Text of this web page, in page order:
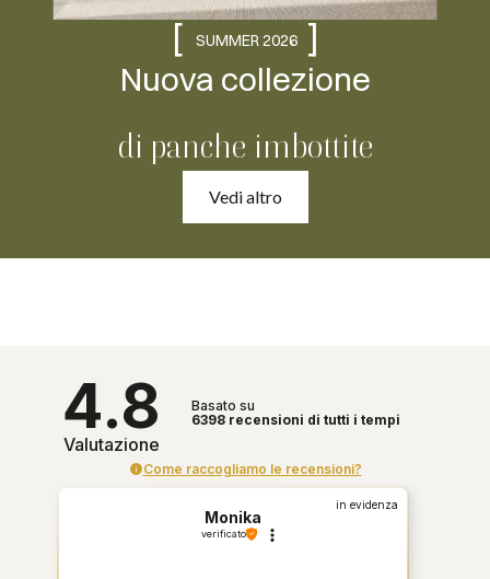
[ SUMMER 2026 ]
Nuova collezione
di panche imbottite
Vedi altro
4.8
Valutazione
Basato su
6398recensioni di tutti i tempi
Come raccogliamo le recensioni?
in evidenza
Monika
verificato